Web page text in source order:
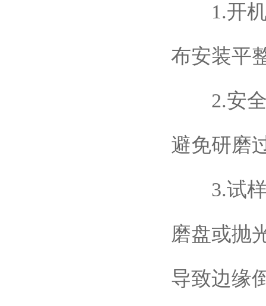
1.开机
布安装平
2.安全
避免研磨
3.试样
磨盘或抛
导致边缘